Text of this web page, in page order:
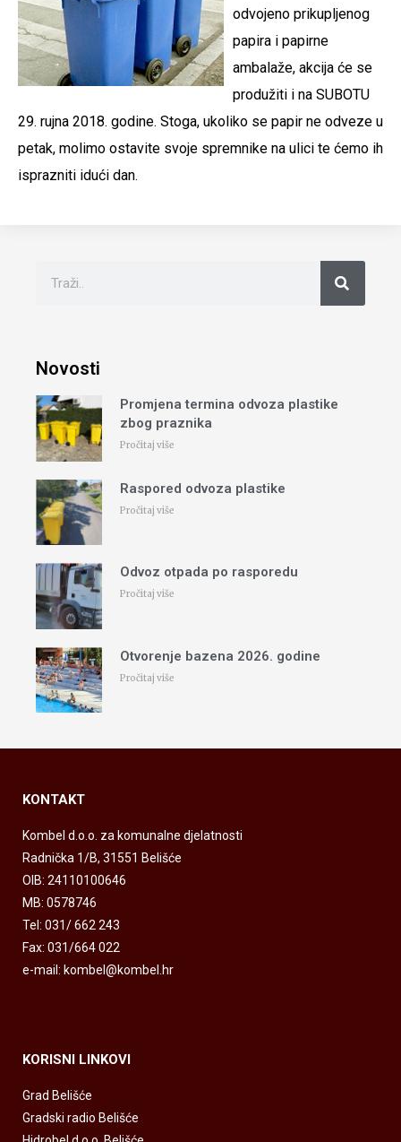
odvojeno prikupljenog
papira i papirne
ambalaže, akcija će se
produžiti i na SUBOTU
29. rujna 2018. godine. Stoga, ukoliko se papir ne odveze u
petak, molimo ostavite svoje spremnike na ulici te ćemo ih
isprazniti idući dan.
Novosti
Promjena termina odvoza plastike
zbog praznika
Pročitaj više
Raspored odvoza plastike
Pročitaj više
Odvoz otpada po rasporedu
Pročitaj više
Otvorenje bazena 2026. godine
Pročitaj više
KONTAKT
Kombel d.o.o. za komunalne djelatnosti
Radnička 1/B, 31551 Belišće
OIB: 24110100646
MB: 0578746
Tel: 031/ 662 243
Fax: 031/664 022
e-mail: kombel@kombel.hr
KORISNI LINKOVI
Grad Belišće
Gradski radio Belišće